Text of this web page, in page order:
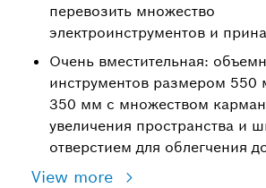
перевозить множество
электроинструментов и
Очень вместительная:
инструментов размером
350 мм с множеством
увеличения пространства и
отверстием для облегчения
View more